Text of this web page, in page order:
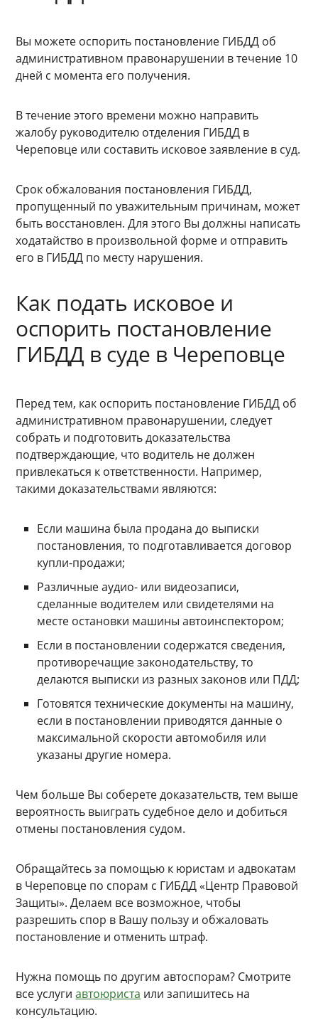
Вы можете оспорить постановление ГИБДД об
административном правонарушении в течение 10
дней с момента его получения.
В течение этого времени можно направить
жалобу руководителю отделения ГИБДД в
Череповце или составить исковое заявление в суд.
Срок обжалования постановления ГИБДД,
пропущенный по уважительным причинам, может
быть восстановлен. Для этого Вы должны написать
ходатайство в произвольной форме и отправить
его в ГИБДД по месту нарушения.
Как подать исковое и
оспорить постановление
ГИБДД в суде в Череповце
Перед тем, как оспорить постановление ГИБДД об
административном правонарушении, следует
собрать и подготовить доказательства
подтверждающие, что водитель не должен
привлекаться к ответственности. Например,
такими доказательствами являются:
Если машина была продана до выписки
постановления, то подготавливается договор
купли-продажи;
Различные аудио- или видеозаписи,
сделанные водителем или свидетелями на
месте остановки машины автоинспектором;
Если в постановлении содержатся сведения,
противоречащие законодательству, то
делаются выписки из разных законов или ПДД;
Готовятся технические документы на машину,
если в постановлении приводятся данные о
максимальной скорости автомобиля или
указаны другие номера.
Чем больше Вы соберете доказательств, тем выше
вероятность выиграть судебное дело и добиться
отмены постановления судом.
Обращайтесь за помощью к юристам и адвокатам
в Череповце по спорам с ГИБДД «Центр Правовой
Защиты». Делаем все возможное, чтобы
разрешить спор в Вашу пользу и обжаловать
постановление и отменить штраф.
Нужна помощь по другим автоспорам? Смотрите
все услугиавтоюриста или запишитесь на
консультацию.